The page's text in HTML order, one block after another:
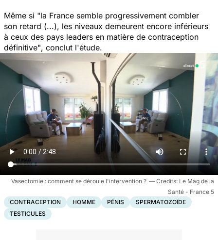
Même si "la France semble progressivement combler
son retard (...), les niveaux demeurent encore inférieurs
à ceux des pays leaders en matière de contraception
définitive", conclut l'étude.
Vasectomie : comment se déroule l'intervention ?
Le Mag de la
Santé - France 5
CONTRACEPTION
HOMME PÉNIS
SPERMATOZOÏDE
TESTICULES